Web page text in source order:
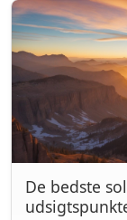
De bedste